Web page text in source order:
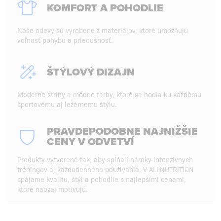
KOMFORT A POHODLIE
Naše odevy sú vyrobené z materiálov, ktoré umožňujú
voľnosť pohybu a priedušnosť.
ŠTÝLOVÝ DIZAJN
Moderné strihy a módne farby, ktoré sa hodia ku každému
športovému aj ležérnemu štýlu.
PRAVDEPODOBNE NAJNIŽŠIE
CENY V ODVETVÍ
Produkty vytvorené tak, aby spĺňali nároky intenzívnych
tréningov aj každodenného používania. V ALLNUTRITION
spájame kvalitu, štýl a pohodlie s najlepšími cenami,
ktoré naozaj motivujú.